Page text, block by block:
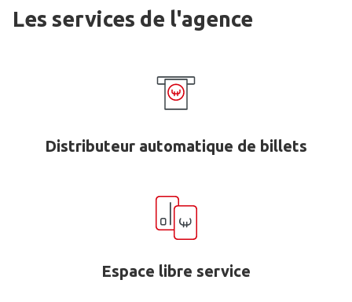
Les services de l'agence
Distributeur automatique de billets
Espace libre service